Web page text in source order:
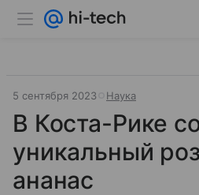
5 сентября 2023 Наука
В Коста-Рике
уникальный
ананас